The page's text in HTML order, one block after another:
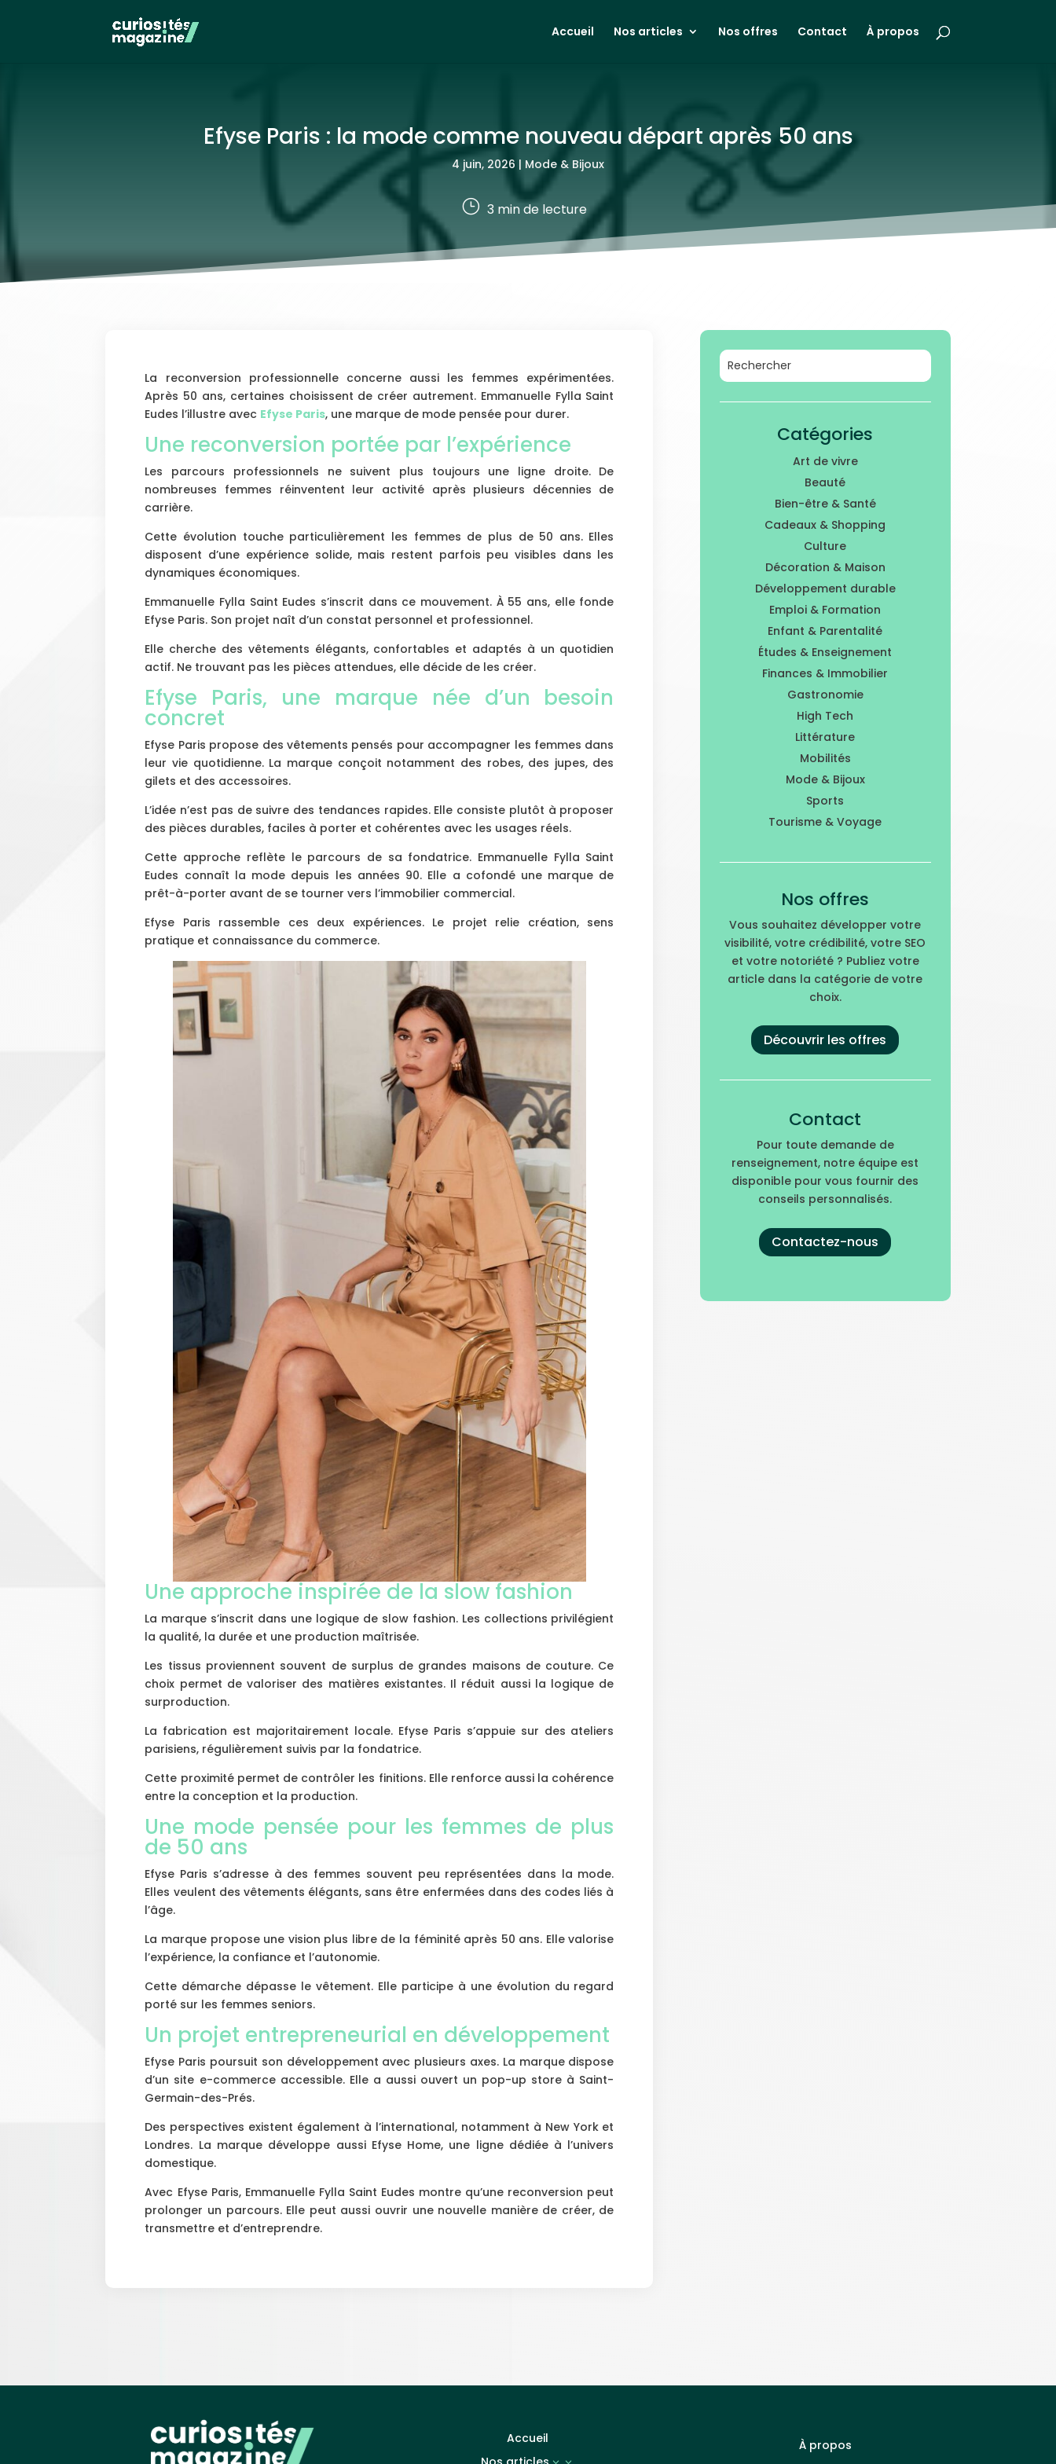
Accueil Nos articles Nos offres Contact À propos
Efyse Paris : la mode comme nouveau départ après 50 ans
4 juin, 2026 | Mode & Bijoux
} 3 min de lecture
La reconversion professionnelle concerne aussi les femmes expérimentées.
Après 50 ans, certaines choisissent de créer autrement. Emmanuelle Fylla Saint
Eudes l’illustre avec Efyse Paris, une marque de mode pensée pour durer.
Une reconversion portée par l’expérience
Les parcours professionnels ne suivent plus toujours une ligne droite. De
nombreuses femmes réinventent leur activité après plusieurs décennies de
carrière.
Cette évolution touche particulièrement les femmes de plus de 50 ans. Elles
disposent d’une expérience solide, mais restent parfois peu visibles dans les
dynamiques économiques.
Emmanuelle Fylla Saint Eudes s’inscrit dans ce mouvement. À 55 ans, elle fonde
Efyse Paris. Son projet naît d’un constat personnel et professionnel.
Elle cherche des vêtements élégants, confortables et adaptés à un quotidien
actif. Ne trouvant pas les pièces attendues, elle décide de les créer.
Efyse Paris, une marque née d’un besoin
concret
Efyse Paris propose des vêtements pensés pour accompagner les femmes dans
leur vie quotidienne. La marque conçoit notamment des robes, des jupes, des
gilets et des accessoires.
L’idée n’est pas de suivre des tendances rapides. Elle consiste plutôt à proposer
des pièces durables, faciles à porter et cohérentes avec les usages réels.
Cette approche reflète le parcours de sa fondatrice. Emmanuelle Fylla Saint
Eudes connaît la mode depuis les années 90. Elle a cofondé une marque de
prêt-à-porter avant de se tourner vers l’immobilier commercial.
Efyse Paris rassemble ces deux expériences. Le projet relie création, sens
pratique et connaissance du commerce.
Une approche inspirée de la slow fashion
La marque s’inscrit dans une logique de slow fashion. Les collections privilégient
la qualité, la durée et une production maîtrisée.
Les tissus proviennent souvent de surplus de grandes maisons de couture. Ce
choix permet de valoriser des matières existantes. Il réduit aussi la logique de
surproduction.
La fabrication est majoritairement locale. Efyse Paris s’appuie sur des ateliers
parisiens, régulièrement suivis par la fondatrice.
Cette proximité permet de contrôler les finitions. Elle renforce aussi la cohérence
entre la conception et la production.
Une mode pensée pour les femmes de plus
de 50 ans
Efyse Paris s’adresse à des femmes souvent peu représentées dans la mode.
Elles veulent des vêtements élégants, sans être enfermées dans des codes liés à
l’âge.
La marque propose une vision plus libre de la féminité après 50 ans. Elle valorise
l’expérience, la confiance et l’autonomie.
Cette démarche dépasse le vêtement. Elle participe à une évolution du regard
porté sur les femmes seniors.
Un projet entrepreneurial en développement
Efyse Paris poursuit son développement avec plusieurs axes. La marque dispose
d’un site e-commerce accessible. Elle a aussi ouvert un pop-up store à Saint-
Germain-des-Prés.
Des perspectives existent également à l’international, notamment à New York et
Londres. La marque développe aussi Efyse Home, une ligne dédiée à l’univers
domestique.
Avec Efyse Paris, Emmanuelle Fylla Saint Eudes montre qu’une reconversion peut
prolonger un parcours. Elle peut aussi ouvrir une nouvelle manière de créer, de
transmettre et d’entreprendre.
Catégories
Art de vivre
Beauté
Bien-être & Santé
Cadeaux & Shopping
Culture
Décoration & Maison
Développement durable
Emploi & Formation
Enfant & Parentalité
Études & Enseignement
Finances & Immobilier
Gastronomie
High Tech
Littérature
Mobilités
Mode & Bijoux
Sports
Tourisme & Voyage
Nos offres
Vous souhaitez développer votre
visibilité, votre crédibilité, votre SEO
et votre notoriété ? Publiez votre
article dans la catégorie de votre
choix.
Découvrir les offres
Contact
Pour toute demande de
renseignement, notre équipe est
disponible pour vous fournir des
conseils personnalisés.
Contactez-nous
Accueil
À propos